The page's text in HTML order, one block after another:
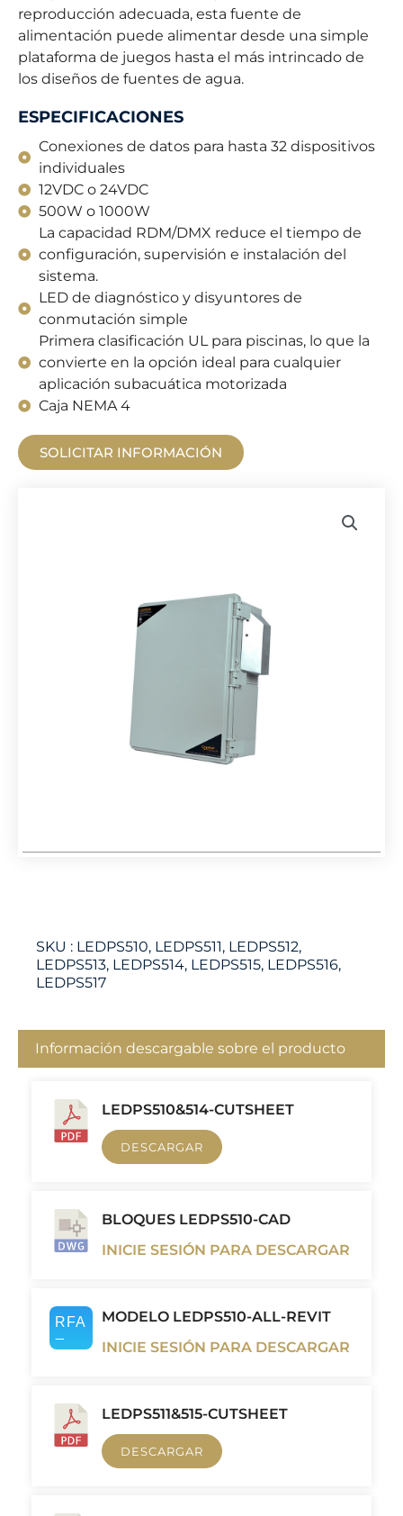
reproducción adecuada, esta fuente de
alimentación puede alimentar desde una simple
plataforma de juegos hasta el más intrincado de
los diseños de fuentes de agua.
ESPECIFICACIONES
Conexiones de datos para hasta 32 dispositivos
individuales
12VDC o 24VDC
500W o 1000W
La capacidad RDM/DMX reduce el tiempo de
configuración, supervisión e instalación del
sistema.
LED de diagnóstico y disyuntores de
conmutación simple
Primera clasificación UL para piscinas, lo que la
convierte en la opción ideal para cualquier
aplicación subacuática motorizada
Caja NEMA 4
SOLICITAR INFORMACIÓN
SKU : LEDPS510, LEDPS511, LEDPS512,
LEDPS513, LEDPS514, LEDPS515, LEDPS516,
LEDPS517
Información descargable sobre el producto
LEDPS510&514-CUTSHEET
DESCARGAR
BLOQUES LEDPS510-CAD
INICIE SESIÓN PARA DESCARGAR
MODELO LEDPS510-ALL-REVIT
INICIE SESIÓN PARA DESCARGAR
LEDPS511&515-CUTSHEET
DESCARGAR